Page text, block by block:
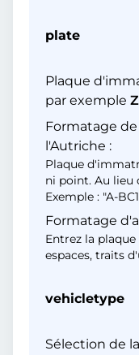
plate
Plaque
par exemple
Formatage
l'Autriche :
Plaque
ni point. Au lieu
Exemple : "A-
Formatage
Entrez la
espaces, traits
vehicletype
Sélection de